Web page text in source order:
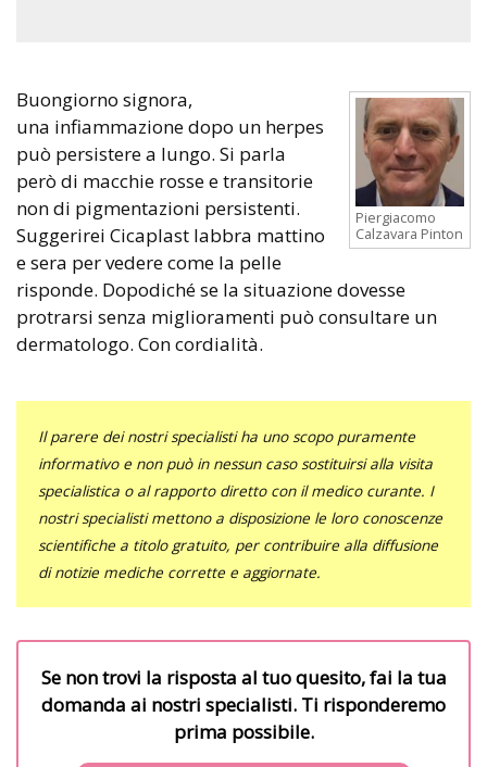
Piergiacomo
Calzavara Pinton
Buongiorno signora,
una infiammazione dopo un herpes
può persistere a lungo. Si parla
però di macchie rosse e transitorie
non di pigmentazioni persistenti.
Suggerirei Cicaplast labbra mattino
e sera per vedere come la pelle
risponde. Dopodiché se la situazione dovesse
protrarsi senza miglioramenti può consultare un
dermatologo. Con cordialità.
Il parere dei nostri specialisti ha uno scopo puramente
informativo e non può in nessun caso sostituirsi alla visita
specialistica o al rapporto diretto con il medico curante. I
nostri specialisti mettono a disposizione le loro conoscenze
scientifiche a titolo gratuito, per contribuire alla diffusione
di notizie mediche corrette e aggiornate.
Se non trovi la risposta al tuo quesito, fai la tua
domanda ai nostri specialisti. Ti risponderemo
prima possibile.